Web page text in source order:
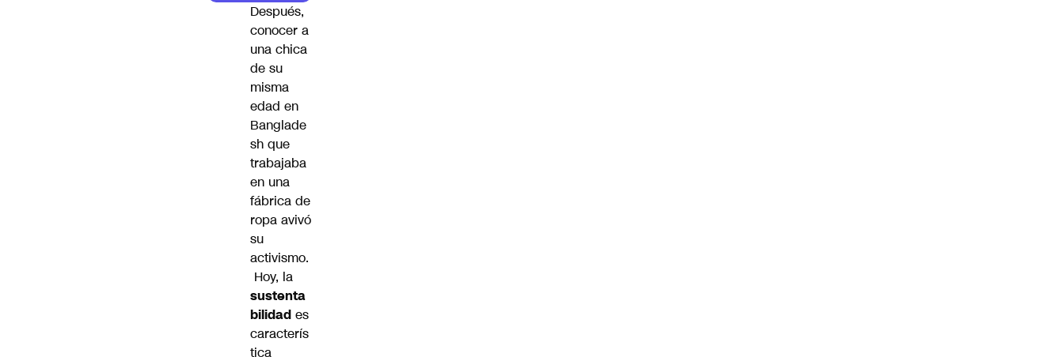
Después,
conocer a
una chica
de su
misma
edad en
Banglade
sh que
trabajaba
en una
fábrica de
ropa avivó
su
activismo.
Hoy, la
sustenta
bilidad es
caracterís
tica